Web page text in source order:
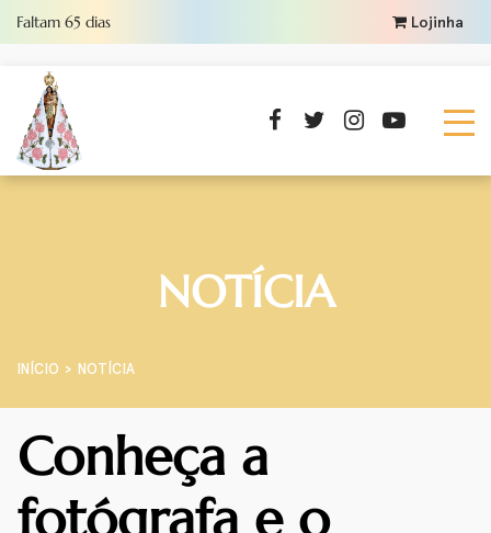
Faltam 65 dias Lojinha
NOTÍCIA
INÍCIO NOTÍCIA
Conheça a
fotógrafa e o